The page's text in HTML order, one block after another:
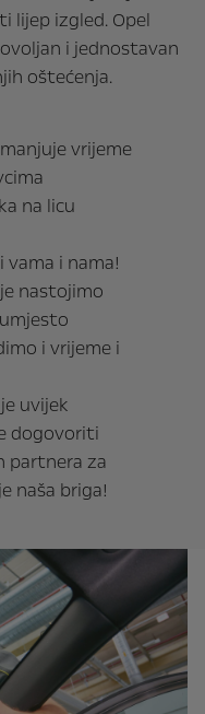
lijep izgled. Opel
i jednostavan
oštećenja.
vrijeme
na licu
vama i nama!
nastojimo
i vrijeme i
uvijek
dogovoriti
partnera za
naša briga!